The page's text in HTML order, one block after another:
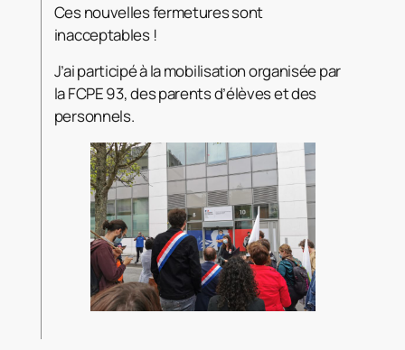
Ces nouvelles fermetures sont
inacceptables !
J’ai participé à la mobilisation organisée par
la FCPE 93, des parents d’élèves et des
personnels.